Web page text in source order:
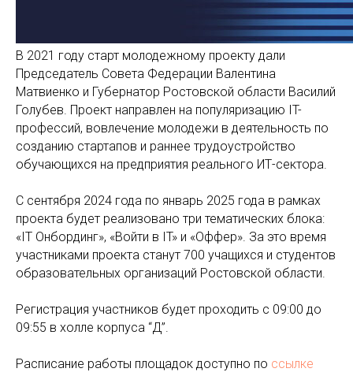
В 2021 году старт молодежному проекту дали
Председатель Совета Федерации Валентина
Матвиенко и Губернатор Ростовской области Василий
Голубев. Проект направлен на популяризацию IT-
профессий, вовлечение молодежи в деятельность по
созданию стартапов и раннее трудоустройство
обучающихся на предприятия реального ИТ-сектора.
С сентября 2024 года по январь 2025 года в рамках
проекта будет реализовано три тематических блока:
«IT Онбординг», «Войти в IT» и «Оффер». За это время
участниками проекта станут 700 учащихся и студентов
образовательных организаций Ростовской области.
Регистрация участников будет проходить с 09:00 до
09:55 в холле корпуса “Д”.
Расписание работы площадок доступно по ссылке